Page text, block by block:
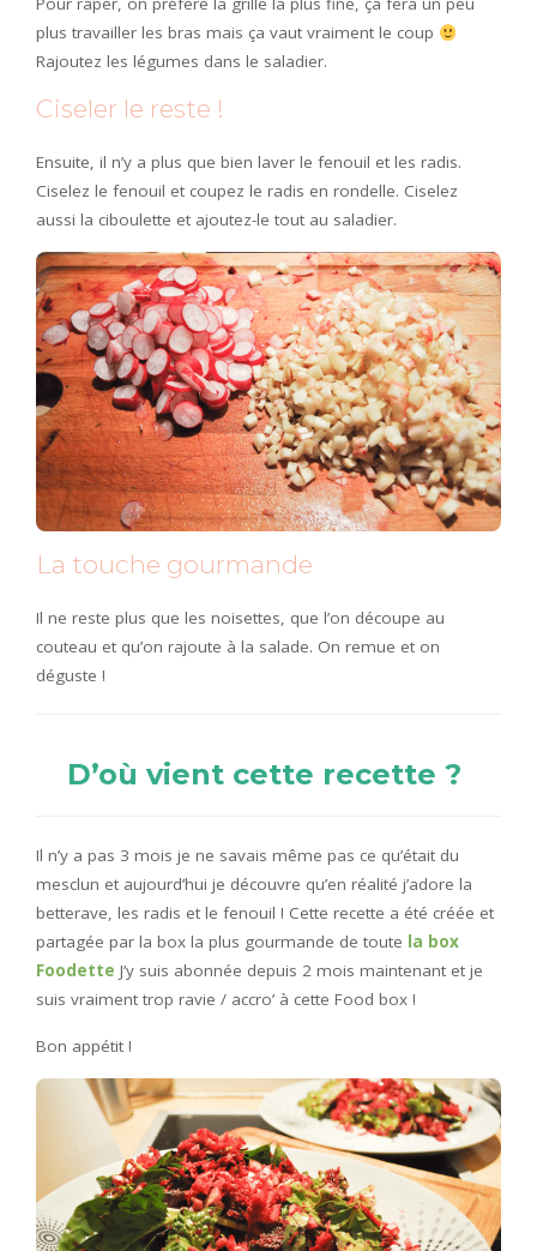
plus travailler les bras mais ça vaut vraiment le coup
Rajoutez les légumes dans le saladier.
Ciseler le reste !
Ensuite, il n’y a plus que bien laver le fenouil et les radis.
Ciselez le fenouil et coupez le radis en rondelle. Ciselez
aussi la ciboulette et ajoutez-le tout au saladier.
La touche gourmande
Il ne reste plus que les noisettes, que l’on découpe au
couteau et qu’on rajoute à la salade. On remue et on
déguste !
D’où vient cette recette ?
Il n’y a pas 3 mois je ne savais même pas ce qu’était du
mesclun et aujourd’hui je découvre qu’en réalité j’adore la
betterave, les radis et le fenouil ! Cette recette a été créée et
partagée par la box la plus gourmande de toute la box
Foodette J’y suis abonnée depuis 2 mois maintenant et je
suis vraiment trop ravie / accro’ à cette Food box !
Bon appétit !